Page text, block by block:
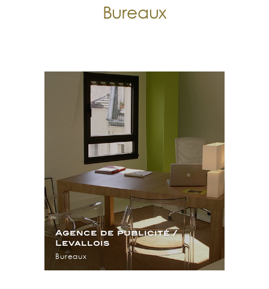
Bureaux
Agence de publicité /
Levallois
Bureaux